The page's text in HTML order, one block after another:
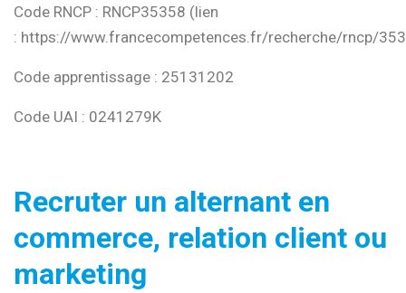
Code RNCP : RNCP35358 (lien
: https://www.francecompetences.fr/recherche/rncp/
Code apprentissage : 25131202
Code UAI : 0241279K
Recruter un alternant en
commerce, relation client ou
marketing